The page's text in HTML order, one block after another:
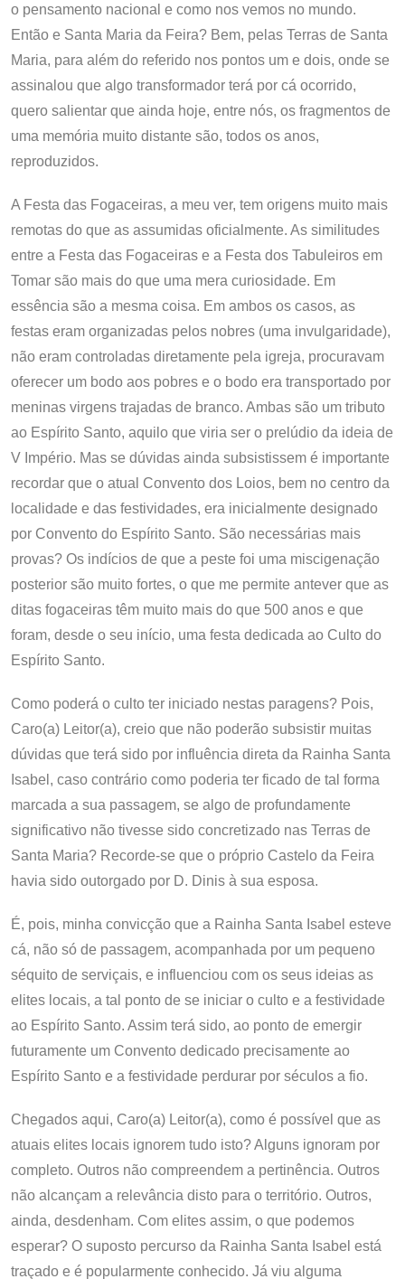
o pensamento nacional e como nos vemos no mundo.
Então e Santa Maria da Feira? Bem, pelas Terras de Santa
Maria, para além do referido nos pontos um e dois, onde se
assinalou que algo transformador terá por cá ocorrido,
quero salientar que ainda hoje, entre nós, os fragmentos de
uma memória muito distante são, todos os anos,
reproduzidos.
A Festa das Fogaceiras, a meu ver, tem origens muito mais
remotas do que as assumidas oficialmente. As similitudes
entre a Festa das Fogaceiras e a Festa dos Tabuleiros em
Tomar são mais do que uma mera curiosidade. Em
essência são a mesma coisa. Em ambos os casos, as
festas eram organizadas pelos nobres (uma invulgaridade),
não eram controladas diretamente pela igreja, procuravam
oferecer um bodo aos pobres e o bodo era transportado por
meninas virgens trajadas de branco. Ambas são um tributo
ao Espírito Santo, aquilo que viria ser o prelúdio da ideia de
V Império. Mas se dúvidas ainda subsistissem é importante
recordar que o atual Convento dos Loios, bem no centro da
localidade e das festividades, era inicialmente designado
por Convento do Espírito Santo. São necessárias mais
provas? Os indícios de que a peste foi uma miscigenação
posterior são muito fortes, o que me permite antever que as
ditas fogaceiras têm muito mais do que 500 anos e que
foram, desde o seu início, uma festa dedicada ao Culto do
Espírito Santo.
Como poderá o culto ter iniciado nestas paragens? Pois,
Caro(a) Leitor(a), creio que não poderão subsistir muitas
dúvidas que terá sido por influência direta da Rainha Santa
Isabel, caso contrário como poderia ter ficado de tal forma
marcada a sua passagem, se algo de profundamente
significativo não tivesse sido concretizado nas Terras de
Santa Maria? Recorde-se que o próprio Castelo da Feira
havia sido outorgado por D. Dinis à sua esposa.
É, pois, minha convicção que a Rainha Santa Isabel esteve
cá, não só de passagem, acompanhada por um pequeno
séquito de serviçais, e influenciou com os seus ideias as
elites locais, a tal ponto de se iniciar o culto e a festividade
ao Espírito Santo. Assim terá sido, ao ponto de emergir
futuramente um Convento dedicado precisamente ao
Espírito Santo e a festividade perdurar por séculos a fio.
Chegados aqui, Caro(a) Leitor(a), como é possível que as
atuais elites locais ignorem tudo isto? Alguns ignoram por
completo. Outros não compreendem a pertinência. Outros
não alcançam a relevância disto para o território. Outros,
ainda, desdenham. Com elites assim, o que podemos
esperar? O suposto percurso da Rainha Santa Isabel está
traçado e é popularmente conhecido. Já viu alguma